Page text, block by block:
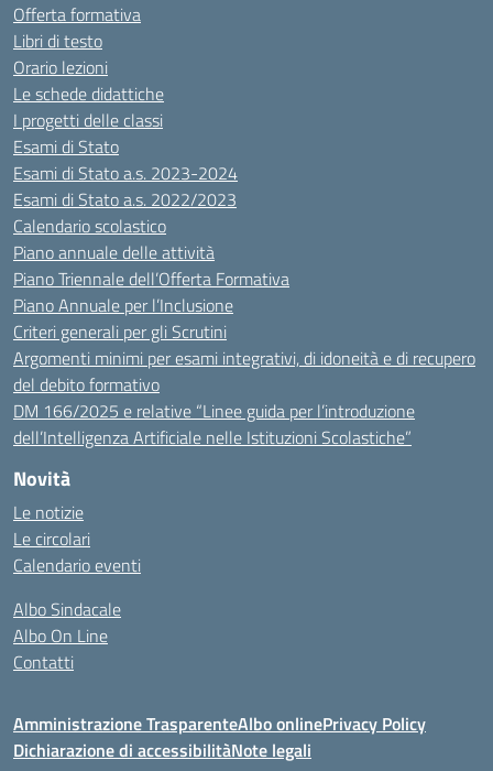
Offerta formativa
Libri di testo
Orario lezioni
Le schede didattiche
I progetti delle classi
Esami di Stato
Esami di Stato a.s. 2023-2024
Esami di Stato a.s. 2022/2023
Calendario scolastico
Piano annuale delle attività
Piano Triennale dell’Offerta Formativa
Piano Annuale per l’Inclusione
Criteri generali per gli Scrutini
Argomenti minimi per esami integrativi, di idoneità e di recupero
del debito formativo
DM 166/2025 e relative “Linee guida per l’introduzione
dell’Intelligenza Artificiale nelle Istituzioni Scolastiche”
Novità
Le notizie
Le circolari
Calendario eventi
Albo Sindacale
Albo On Line
Contatti
Amministrazione TrasparenteAlbo onlinePrivacy Policy
Dichiarazione di accessibilitàNote legali